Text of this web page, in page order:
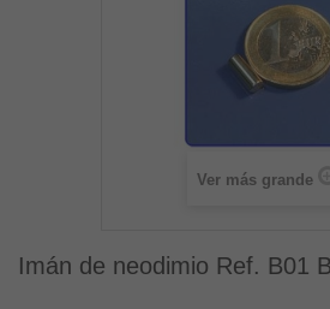
Ver más grande
Imán de neodimio Ref. B01